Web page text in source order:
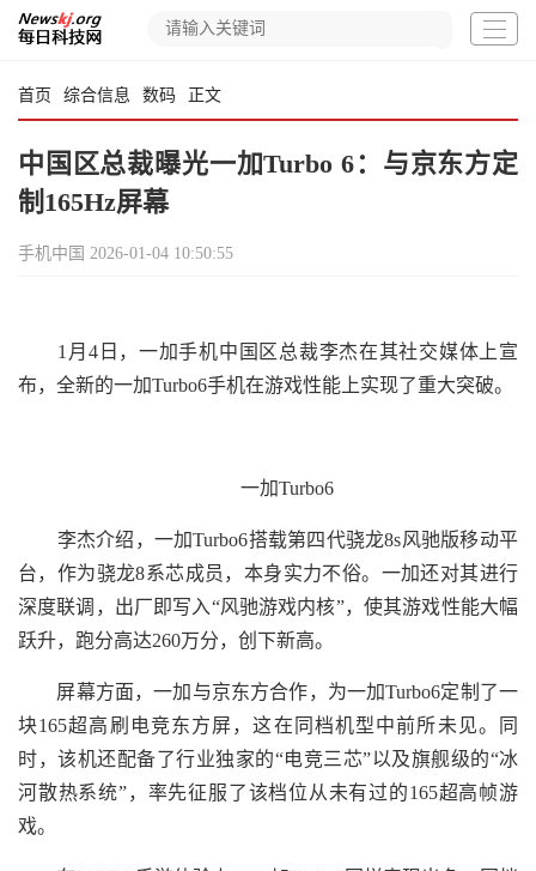
首页 综合信息 数码 正文
中国区总裁曝光一加Turbo 6：与京东方定
制165Hz屏幕
手机中国 2026-01-04 10:50:55
1月4日，一加手机中国区总裁李杰在其社交媒体上宣
布，全新的一加Turbo6手机在游戏性能上实现了重大突破。
一加Turbo6
李杰介绍，一加Turbo6搭载第四代骁龙8s风驰版移动平
台，作为骁龙8系芯成员，本身实力不俗。一加还对其进行
深度联调，出厂即写入“风驰游戏内核”，使其游戏性能大幅
跃升，跑分高达260万分，创下新高。
屏幕方面，一加与京东方合作，为一加Turbo6定制了一
块165超高刷电竞东方屏，这在同档机型中前所未见。同
时，该机还配备了行业独家的“电竞三芯”以及旗舰级的“冰
河散热系统”，率先征服了该档位从未有过的165超高帧游
戏。